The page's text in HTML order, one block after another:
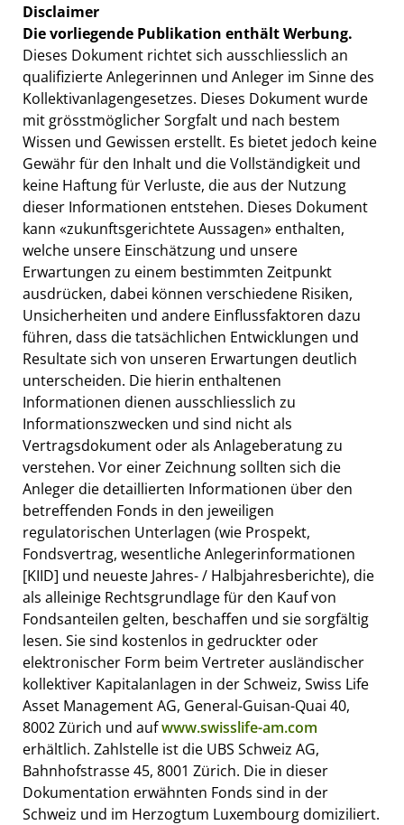
Disclaimer
Die vorliegende Publikation enthält Werbung.
Dieses Dokument richtet sich ausschliesslich an
qualifizierte Anlegerinnen und Anleger im Sinne des
Kollektivanlagengesetzes. Dieses Dokument wurde
mit grösstmöglicher Sorgfalt und nach bestem
Wissen und Gewissen erstellt. Es bietet jedoch keine
Gewähr für den Inhalt und die Vollständigkeit und
keine Haftung für Verluste, die aus der Nutzung
dieser Informationen entstehen. Dieses Dokument
kann «zukunftsgerichtete Aussagen» enthalten,
welche unsere Einschätzung und unsere
Erwartungen zu einem bestimmten Zeitpunkt
ausdrücken, dabei können verschiedene Risiken,
Unsicherheiten und andere Einflussfaktoren dazu
führen, dass die tatsächlichen Entwicklungen und
Resultate sich von unseren Erwartungen deutlich
unterscheiden. Die hierin enthaltenen
Informationen dienen ausschliesslich zu
Informationszwecken und sind nicht als
Vertragsdokument oder als Anlageberatung zu
verstehen. Vor einer Zeichnung sollten sich die
Anleger die detaillierten Informationen über den
betreffenden Fonds in den jeweiligen
regulatorischen Unterlagen (wie Prospekt,
Fondsvertrag, wesentliche Anlegerinformationen
[KIID] und neueste Jahres- / Halbjahresberichte), die
als alleinige Rechtsgrundlage für den Kauf von
Fondsanteilen gelten, beschaffen und sie sorgfältig
lesen. Sie sind kostenlos in gedruckter oder
elektronischer Form beim Vertreter ausländischer
kollektiver Kapitalanlagen in der Schweiz, Swiss Life
Asset Management AG, General-Guisan-Quai 40,
8002 Zürich und aufwww.swisslife-am.com
erhältlich. Zahlstelle ist die UBS Schweiz AG,
Bahnhofstrasse 45, 8001 Zürich. Die in dieser
Dokumentation erwähnten Fonds sind in der
Schweiz und im Herzogtum Luxembourg domiziliert.